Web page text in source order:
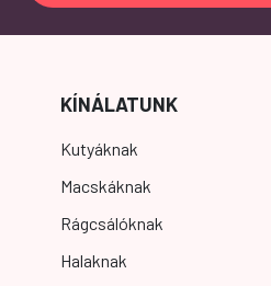
KÍNÁLATUNK
Kutyáknak
Macskáknak
Rágcsálóknak
Halaknak